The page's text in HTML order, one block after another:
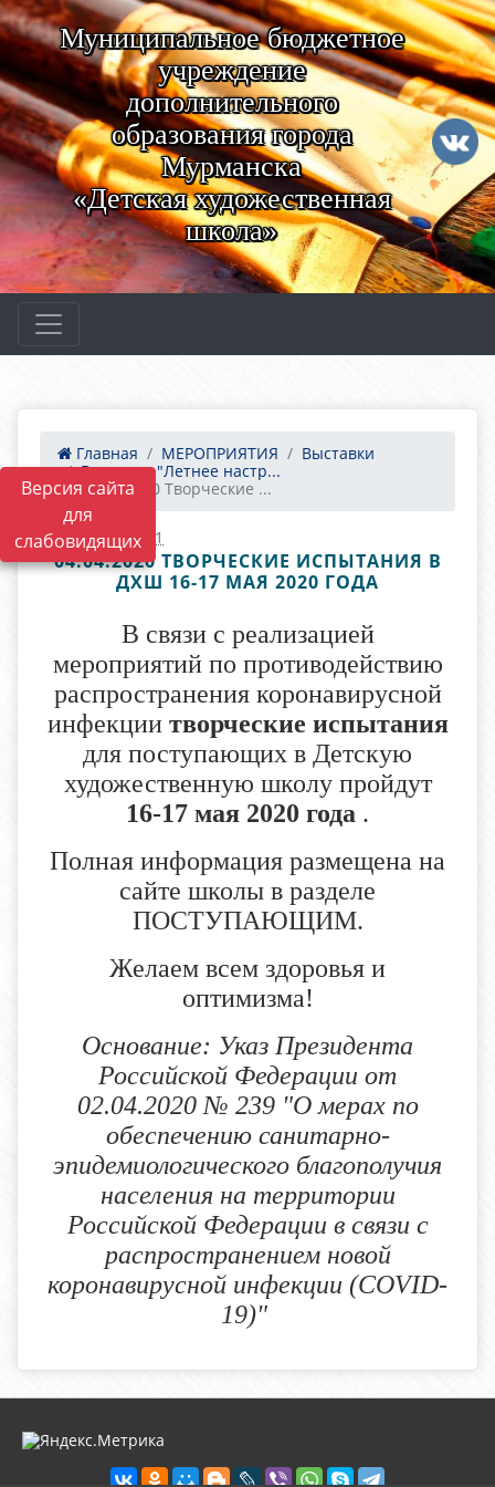
Версия сайта
для
слабовидящих
Муниципальное бюджетное
учреждение
дополнительного
образования города
Мурманска
«Детская художественная
школа»
Главная МЕРОПРИЯТИЯ
Выставки
Выставка "Летнее настр...
04.04.2020 Творческие ...
19.02.2022 08:21
04.04.2020 ТВОРЧЕСКИЕ ИСПЫТАНИЯ В
ДХШ 16-17 МАЯ 2020 ГОДА
В связи с реализацией
мероприятий по противодействию
распространения коронавирусной
инфекции творческие испытания
для поступающих в Детскую
художественную школу пройдут
16-17 мая 2020 года .
Полная информация размещена на
сайте школы в разделе
ПОСТУПАЮЩИМ.
Желаем всем здоровья и
оптимизма!
Основание: Указ Президента
Российской Федерации от
02.04.2020 № 239 "О мерах по
обеспечению санитарно-
эпидемиологического благополучия
населения на территории
Российской Федерации в связи с
распространением новой
коронавирусной инфекции (COVID-
19)"